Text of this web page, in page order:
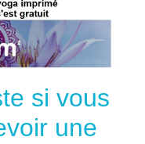
si vous
une